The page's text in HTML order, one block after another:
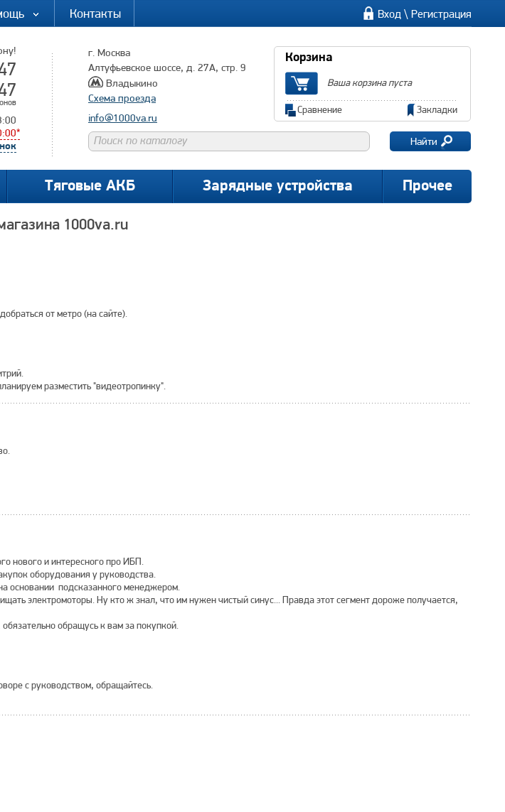
Контакты Вход \ Регистрация
г. Москва
Алтуфьевское шоссе, д. 27А, стр. 9
Владыкино
Схема проезда
info@1000va.ru
Корзина
Ваша корзина пуста
Сравнение Закладки
Найти
Тяговые АКБ Зарядные устройства Прочее
1000va.ru
от метро (на сайте).
разместить "видеотропинку".
нового и интересного про ИБП.
оборудования у руководства.
основании подсказанного менеджером.
электромоторы. Ну кто ж знал, что им нужен чистый синус... Правда этот сегмент дороже получается,
обращусь к вам за покупкой.
с руководством, обращайтесь.